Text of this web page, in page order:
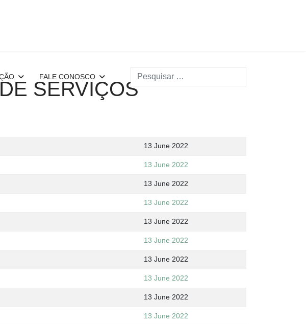
FALE CONOSCO
Search
SERVIÇOS
13 June 2022
13 June 2022
13 June 2022
13 June 2022
13 June 2022
13 June 2022
13 June 2022
13 June 2022
13 June 2022
13 June 2022